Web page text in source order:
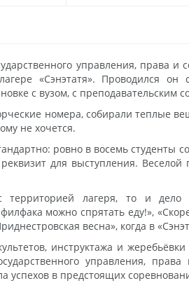
управления, права
лагере «Сэнэтатя».
с вузом, с
номера, собирали теплые
не хочется.
ровно в восемь студенты
для выступления.
территорией лагеря, то и
можно спрятать еду!»,
весна», когда в
инструктажа и
управления,
успехов в предстоящих